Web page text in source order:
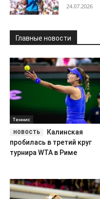
24.07.2026
Главные новости
Теннис
Калинская
пробилась в третий круг
турнира WTA в Риме